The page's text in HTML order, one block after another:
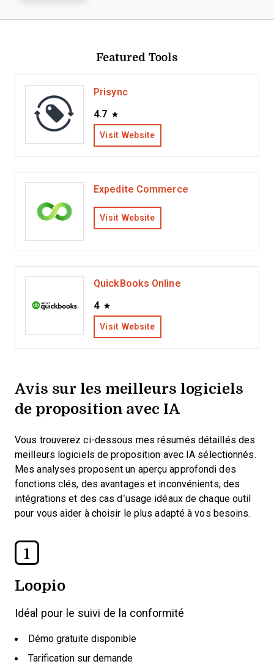
Featured Tools
Prisync
4.7
Visit Website
Expedite Commerce
Visit Website
QuickBooks Online
4
Visit Website
Avis sur les meilleurs logiciels
de proposition avec IA
Vous trouverez ci-dessous mes résumés détaillés des
meilleurs logiciels de proposition avec IA sélectionnés.
Mes analyses proposent un aperçu approfondi des
fonctions clés, des avantages et inconvénients, des
intégrations et des cas d’usage idéaux de chaque outil
pour vous aider à choisir le plus adapté à vos besoins.
1
Loopio
Idéal pour le suivi de la conformité
Démo gratuite disponible
Tarification sur demande